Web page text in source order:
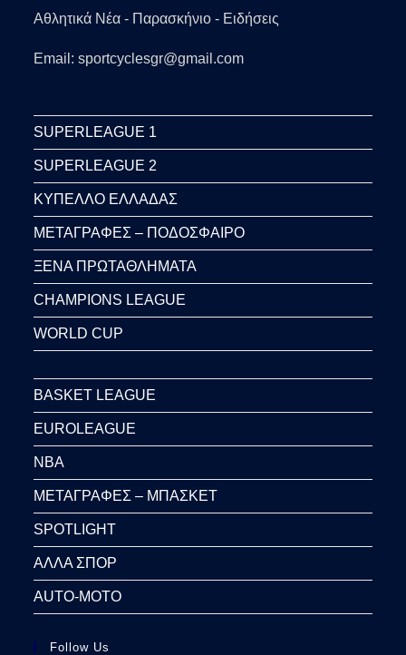
Αθλητικά Νέα - Παρασκήνιο - Ειδήσεις
Email: sportcyclesgr@gmail.com
SUPERLEAGUE 1
SUPERLEAGUE 2
ΚΥΠΕΛΛΟ ΕΛΛΑΔΑΣ
ΜΕΤΑΓΡΑΦΕΣ – ΠΟΔΟΣΦΑΙΡΟ
ΞΕΝΑ ΠΡΩΤΑΘΛΗΜΑΤΑ
CHAMPIONS LEAGUE
WORLD CUP
BASKET LEAGUE
EUROLEAGUE
NBA
ΜΕΤΑΓΡΑΦΕΣ – ΜΠΑΣΚΕΤ
SPOTLIGHT
ΑΛΛΑ ΣΠΟΡ
AUTO-MOTO
Follow Us